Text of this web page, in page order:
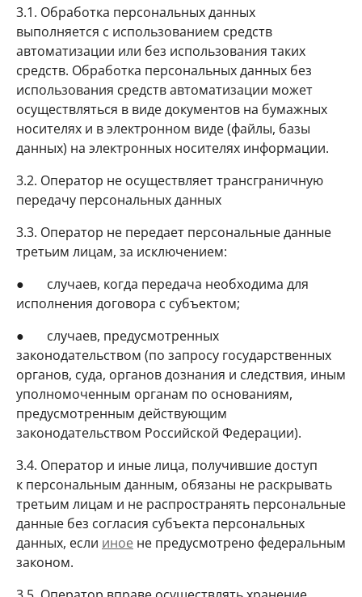
3.1. Обработка персональных данных
выполняется с использованием средств
автоматизации или без использования таких
средств. Обработка персональных данных без
использования средств автоматизации может
осуществляться в виде документов на бумажных
носителях и в электронном виде (файлы, базы
данных) на электронных носителях информации.
3.2. Оператор не осуществляет трансграничную
передачу персональных данных
3.3. Оператор не передает персональные данные
третьим лицам, за исключением:
● случаев, когда передача необходима для
исполнения договора с субъектом;
● случаев, предусмотренных
законодательством (по запросу государственных
органов, суда, органов дознания и следствия, иным
уполномоченным органам по основаниям,
предусмотренным действующим
законодательством Российской Федерации).
3.4. Оператор и иные лица, получившие доступ
к персональным данным, обязаны не раскрывать
третьим лицам и не распространять персональные
данные без согласия субъекта персональных
данных, если иное не предусмотрено федеральным
законом.